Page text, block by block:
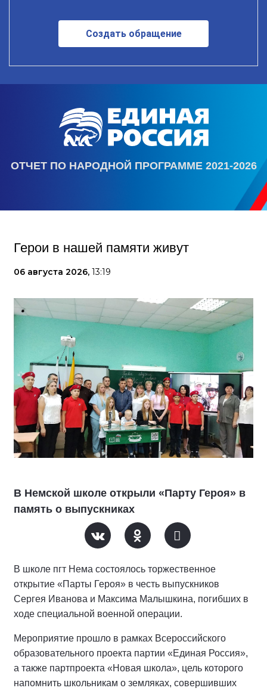
Создать обращение
ОТЧЕТ ПО НАРОДНОЙ ПРОГРАММЕ 2021-2026
Герои в нашей памяти живут
06 августа 2026, 13:19
В Немской школе открыли «Парту Героя» в
память о выпускниках
В школе пгт Нема состоялось торжественное
открытие «Парты Героя» в честь выпускников
Сергея Иванова и Максима Малышкина, погибших в
ходе специальной военной операции.
Мероприятие прошло в рамках Всероссийского
образовательного проекта партии «Единая Россия»,
а также партпроекта «Новая школа», цель которого
напомнить школьникам о земляках, совершивших